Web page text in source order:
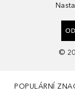
©
POPULÁRNÍ